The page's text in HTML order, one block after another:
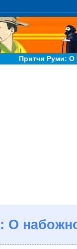
Притчи Руми: О
О